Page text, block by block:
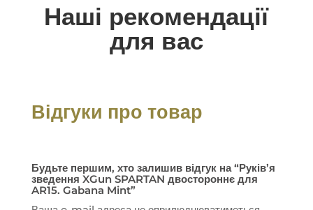
Наші рекомендації
для вас
Відгуки про товар
Будьте першим, хто залишив відгук на “Руків’я
зведення XGun SPARTAN двостороннє для
AR15. Gabana Mint”